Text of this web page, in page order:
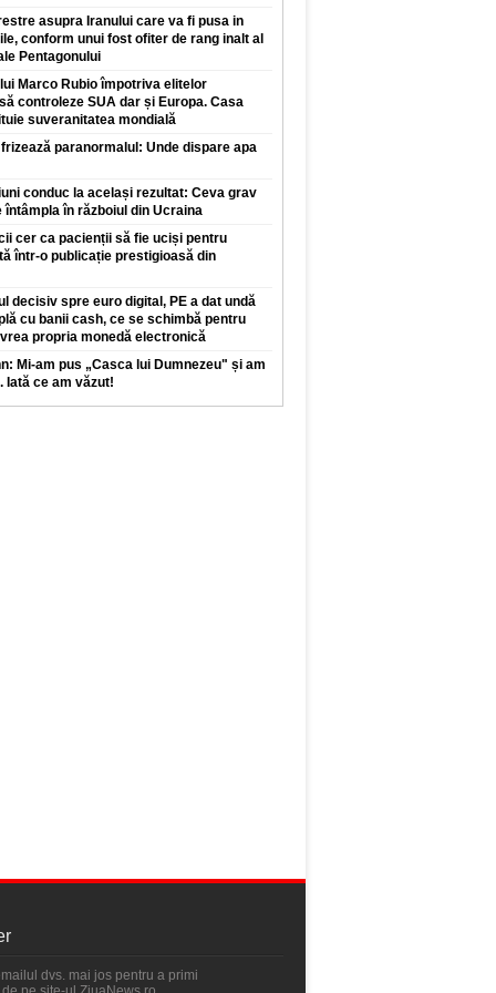
asupra Iranului care va fi pusa in
conform unui fost ofiter de rang inalt al
Pentagonului
Marco Rubio împotriva elitelor
controleze SUA dar și Europa. Casa
suveranitatea mondială
paranormalul: Unde dispare apa
conduc la același rezultat: Ceva grav
întâmpla în războiul din Ucraina
cer ca pacienții să fie uciși pentru
într-o publicație prestigioasă din
decisiv spre euro digital, PE a dat undă
cu banii cash, ce se schimbă pentru
propria monedă electronică
Mi-am pus „Casca lui Dumnezeu" și am
Iată ce am văzut!
dvs. mai jos pentru a primi